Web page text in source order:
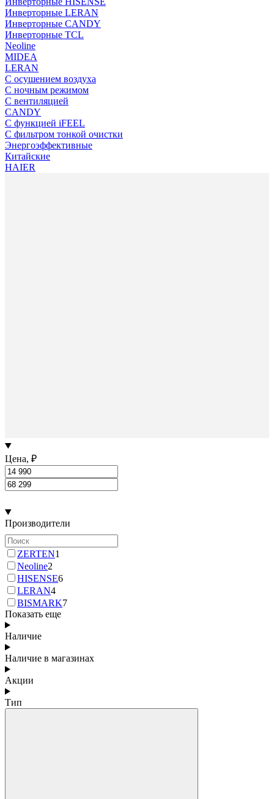
Инверторные LERAN
Инверторные CANDY
Инверторные TCL
Neoline
MIDEA
LERAN
С осушением воздуха
С ночным режимом
С вентиляцией
CANDY
С функцией iFEEL
С фильтром тонкой очистки
Энергоэффективные
Китайские
HAIER
Цена, ₽
Производители
ZERTEN1
Neoline2
HISENSE6
LERAN4
BISMARK7
Показать еще
Наличие
Наличие в магазинах
Акции
Тип